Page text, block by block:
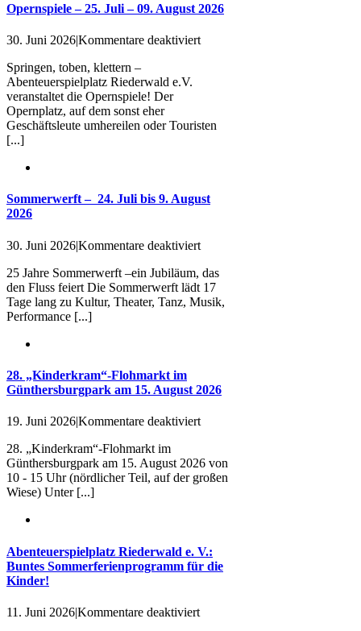
Opernspiele – 25. Juli – 09. August 2026
30. Juni 2026|Kommentare deaktiviertfür
09.
Springen, toben, klettern –
Abenteuerspielplatz Riederwald e.V.
veranstaltet die Opernspiele! Der
Opernplatz, auf dem sonst eher
Geschäftsleute umhereilen oder Touristen
[...]
Sommerwerft – 24. Juli bis 9. August
2026
30. Juni 2026|Kommentare deaktiviertfür
–
24.
Juli
25 Jahre Sommerwerft –ein Jubiläum, das
den Fluss feiert Die Sommerwerft lädt 17
Tage lang zu Kultur, Theater, Tanz, Musik,
Performance [...]
28. „Kinderkram“-Flohmarkt im
Günthersburgpark am 15. August 2026
19. Juni 2026|Kommentare deaktiviertfür
Flohmarkt
im
2026
28. „Kinderkram“-Flohmarkt im
Günthersburgpark am 15. August 2026 von
10 - 15 Uhr (nördlicher Teil, auf der großen
Wiese) Unter [...]
Abenteuerspielplatz Riederwald e. V.:
Buntes Sommerferienprogramm für die
Kinder!
11. Juni 2026|Kommentare deaktiviertfür